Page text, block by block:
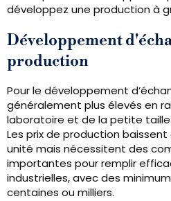
développez une production à
Développement
production
Pour le développement
généralement plus élevés en
laboratoire et de la petite
Les prix de production
unité mais nécessitent des
importantes pour remplir
industrielles, avec des
centaines ou milliers.